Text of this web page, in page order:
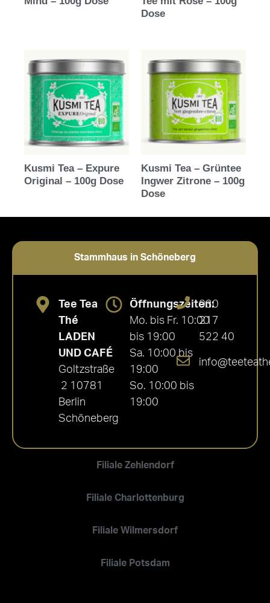
Dose
Kusmi Tea – Expure
Original – 100g Dose
Kusmi Tea – Grüntee
Ingwer Zitrone – 100g
Dose
Stammhaus in Schöneberg
Filiale Zehlendorf
Filiale Charlottenburg
Filiale Wilmersdorf
Filiale Potsdam
Tee Tea
Thé
LADEN
UND CAFÉ
Goltzstraße
2 10781
Berlin
Schöneberg
Öffnungszeiten:
Mo. bis Fr. 10:00
bis 19:00
Sa. 10:00 bis
19:00
So. 10:00 bis
19:00
030
217
522 40